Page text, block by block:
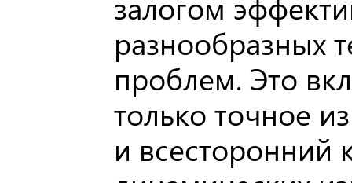
разнообразных
проблем. Это
только точное
и всесторонний